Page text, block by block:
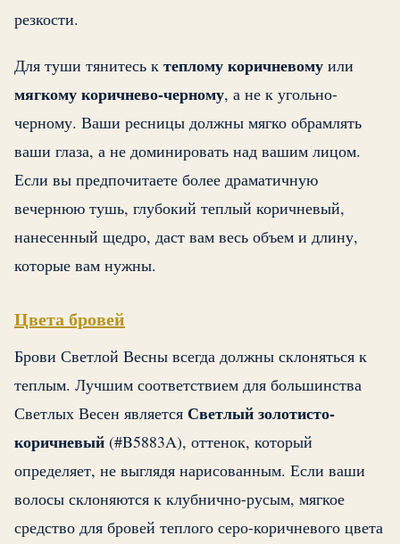
резкости.
Для туши тянитесь к теплому коричневому или
мягкому коричнево-черному, а не к угольно-
черному. Ваши ресницы должны мягко обрамлять
ваши глаза, а не доминировать над вашим лицом.
Если вы предпочитаете более драматичную
вечернюю тушь, глубокий теплый коричневый,
нанесенный щедро, даст вам весь объем и длину,
которые вам нужны.
Цвета бровей
Брови Светлой Весны всегда должны склоняться к
теплым. Лучшим соответствием для большинства
Светлых Весен является Светлый золотисто-
коричневый (#B5883A), оттенок, который
определяет, не выглядя нарисованным. Если ваши
волосы склоняются к клубнично-русым, мягкое
средство для бровей теплого серо-коричневого цвета